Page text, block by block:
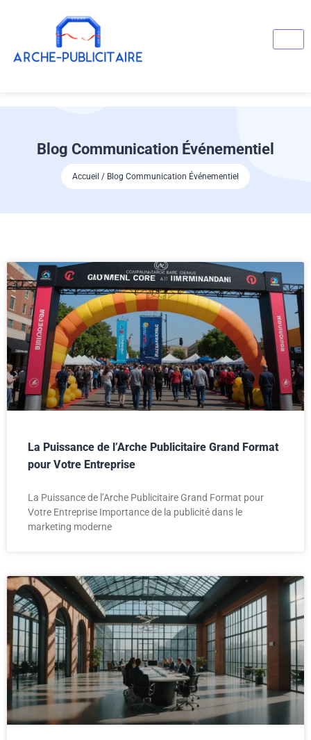
Blog Communication Événementiel
Accueil / Blog Communication Événementiel
La Puissance de l’Arche Publicitaire Grand Format
pour Votre Entreprise
La Puissance de l’Arche Publicitaire Grand Format pour
Votre Entreprise Importance de la publicité dans le
marketing moderne